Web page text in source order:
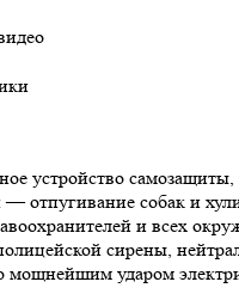
устройство
отпугивание собак и
и всех
сирены,
мощнейшим ударом